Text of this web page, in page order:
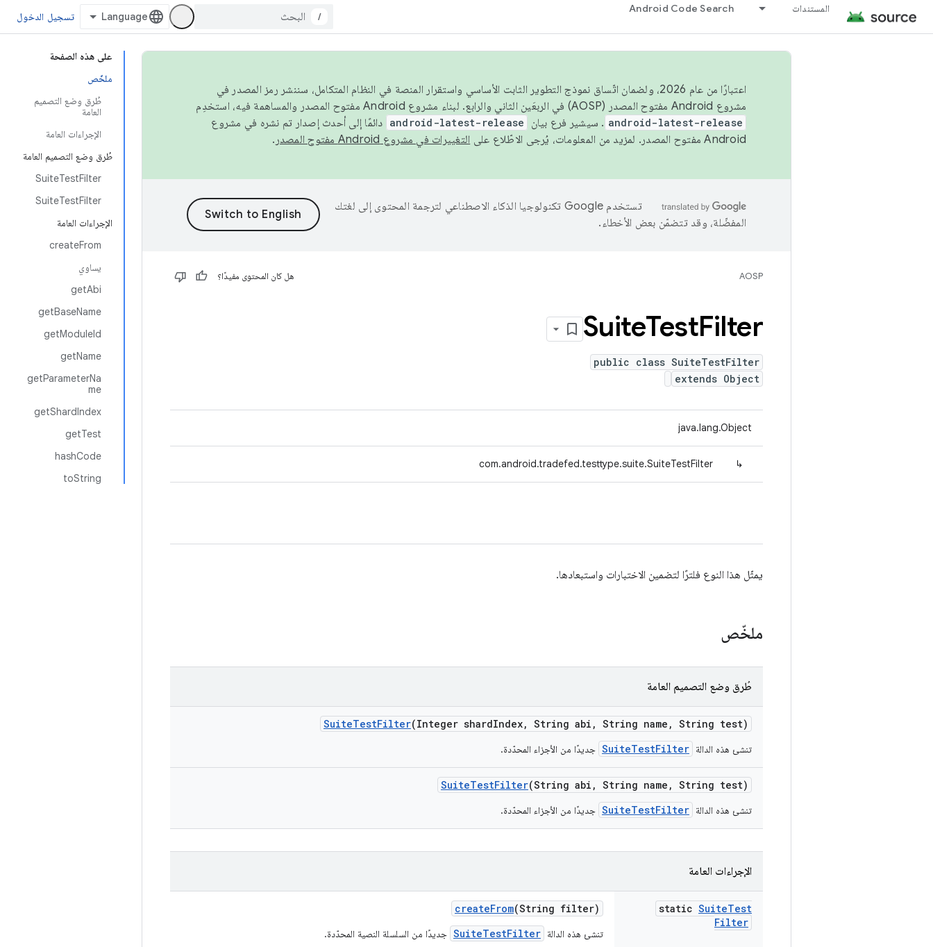
المستندات Android Code Search
/ تسجيل الدخول
على هذه الصفحة
ملخّص
طُرق وضع التصميم
العامة
الإجراءات العامة
طُرق وضع التصميم العامة
SuiteTestFilter
SuiteTestFilter
الإجراءات العامة
createFrom
يساوي
getAbi
getBaseName
getModuleId
getName
getParameterNa
me
getShardIndex
getTest
hashCode
toString
اعتبارًا من عام 2026، ولضمان اتّساق نموذج التطوير الثابت الأساسي واستقرار المنصة في النظام المتكامل، سننشر رمز المصدر في
مشروع Android مفتوح المصدر (AOSP) في الربعَين الثاني والرابع. لبناء مشروع Android مفتوح المصدر والمساهمة فيه، استخدِم
android-latest-release . سيشير فرع بيان android-latest-release دائمًا إلى أحدث إصدار تم نشره في مشروع
Android مفتوح المصدر. لمزيد من المعلومات، يُرجى الاطّلاع على
التغييرات في مشروع Android مفتوح المصدر .
تستخدم Google تكنولوجيا الذكاء الاصطناعي لترجمة المحتوى إلى لغتك
المفضّلة، وقد تتضمّن بعض الأخطاء.
AOSP هل كان المحتوى مفيدًا؟
SuiteTestFilter
public class SuiteTestFilter
extends Object
java.lang.Object
↳
com.android.tradefed.testtype.suite.SuiteTestFilter
يمثّل هذا النوع فلترًا لتضمين الاختبارات واستبعادها.
ملخّص
طُرق وضع التصميم العامة
SuiteTestFilter(Integer shardIndex, String abi , String name , String test)
تنشئ هذه الدالة SuiteTestFilter جديدًا من الأجزاء المحدّدة.
SuiteTestFilter(String abi , String name , String test)
تنشئ هذه الدالة SuiteTestFilter جديدًا من الأجزاء المحدّدة.
الإجراءات العامة
static SuiteTest
Filter
createFrom(String filter)
تنشئ هذه الدالة SuiteTestFilter جديدًا من السلسلة النصية المحدّدة.